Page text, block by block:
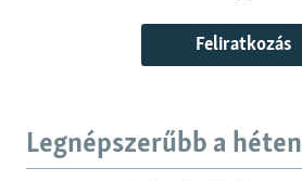
Feliratkozás
Legnépszerűbb a héten